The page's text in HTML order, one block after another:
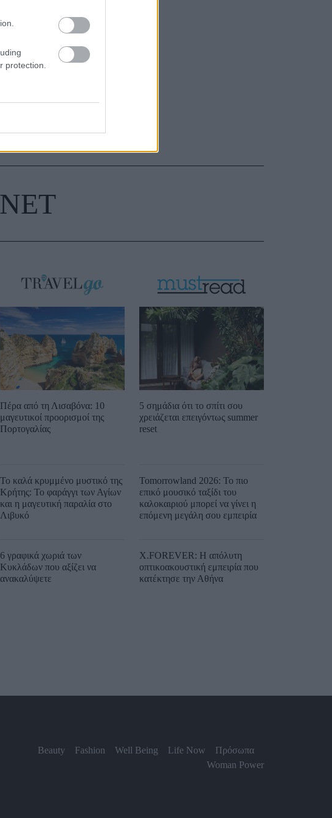
protection.
Πέρα από τη Λισαβόνα: 10
μαγευτικοί προορισμοί της
Πορτογαλίας
Το καλά κρυμμένο μυστικό της
Κρήτης: Το φαράγγι των Αγίων
και η μαγευτική παραλία στο
Λιβυκό
6 γραφικά χωριά των
Κυκλάδων που αξίζει να
ανακαλύψετε
5 σημάδια ότι το σπίτι σου
χρειάζεται επειγόντως summer
reset
Tomorrowland 2026: Το πιο
επικό μουσικό ταξίδι του
καλοκαιριού μπορεί να γίνει η
επόμενη μεγάλη σου εμπειρία
X.FOREVER: Η απόλυτη
οπτικοακουστική εμπειρία που
κατέκτησε την Αθήνα
Beauty Fashion Well Being Life Now
Πρόσωπα
Woman Power